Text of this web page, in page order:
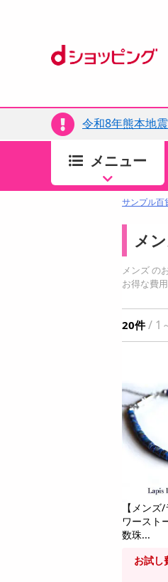
令和8年熊本地
ちょっプ
食品・調味料
アイス・スイーツ
ヘアケア・ボディ
ビューティーケア
健康・ダイエッ
医薬品・医薬部外
ファッション
メニュー
キッチン・日用品
サンプル百
メ
メンズ の
お得な費
20件/ 1
【メン
ワースト
数珠...
お試し
08月07日18時00分 ～
チョコパイ〈いちごミルクタルト
提